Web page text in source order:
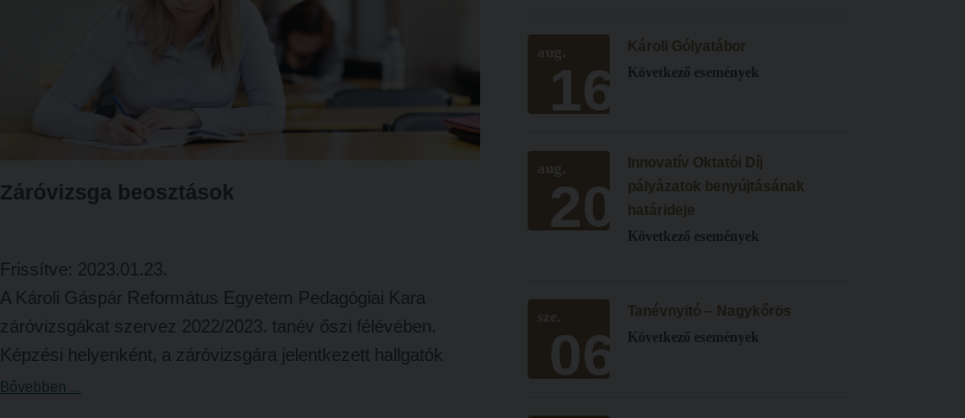
Záróvizsga beosztások
Frissítve: 2023.01.23.
A Károli Gáspár Református Egyetem Pedagógiai Kara
záróvizsgákat szervez 2022/2023. tanév őszi félévében.
Képzési helyenként, a záróvizsgára jelentkezett hallgatók
beosztását az oktatási azonosítójukkal tesszük közzé. A
Bővebben ...
aug.
16
Károli Gólyatábor
Következő események
aug.
20
Innovatív Oktatói Díj
pályázatok benyújtásának
határideje
Következő események
sze.
06
Tanévnyitó – Nagykőrös
Következő események